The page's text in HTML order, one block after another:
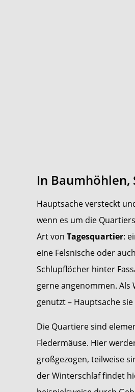
In Baumhöhlen,
Hauptsache versteckt
wenn es um die
Art von Tagesquartier:
eine Felsnische oder
Schlupflöcher hinter
gerne angenommen.
genutzt – Hauptsache
Die Quartiere sind
Fledermäuse. Hier
großgezogen, teilweise
der Winterschlaf findet